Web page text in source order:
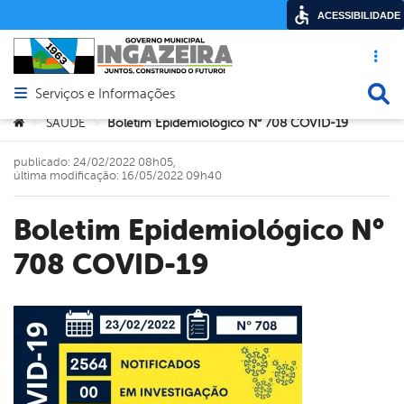
Acesso
Abrir menu principal de navegação
Serviços e Informações
Você está aqui:
> SAÚDE > Boletim Epidemiológico N° 708 COVID-19
Boletim Epidemiológico N°
708 COVID-19
publicado: 24/02/2022 08h05,
última modificação: 16/05/2022 09h40
ACESSIBILIDADE